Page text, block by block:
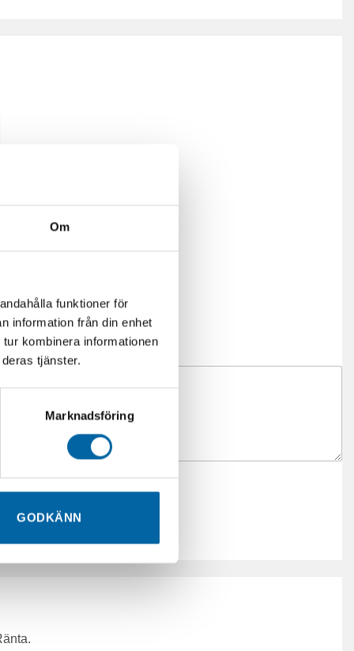
Om
funktioner för
information från din enhet
kombinera informationen
tjänster.
Marknadsföring
GODKÄNN